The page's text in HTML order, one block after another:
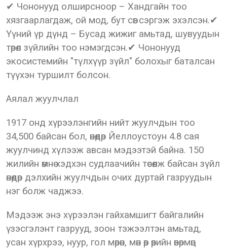
✔ Чононууд олширсноор – Хандгайн тоо
хязгаарлагдаж, ой мод, бут сөөг сэргэж эхэлсэн.✔
Үүний үр дүнд – Бусад жижиг амьтад, шувуудын
төрөл зүйлийн тоо нэмэгдсэн.✔ Чононууд
экосистемийн "түлхүүр зүйл" болохыг баталсан
түүхэн туршилт болсон.
Аялал жуулчлал
1917 онд хүрээлэнгийн нийт жуулчдын тоо
34,500 байсан бол, өнөөдөр Йеллоустоун 4.8 сая
жуулчинд хүлээж авсан мэдээтэй байна. 150
жилийн өмнө хэдхэн судлаачийн төсөөлж байсан зүйл
өнөөдөр дэлхийн жуулчдын очих дуртай газруудын
нэг болж чаджээ.
Мэдээж энэ хүрээлэн гайхамшигт байгалийн
үзэсгэлэнт газрууд, зоон тэжээлтэн амьтад,
усан хүрхрээ, нуур, гол мөрөн, мөн өөр өөрийн өвөрмөц